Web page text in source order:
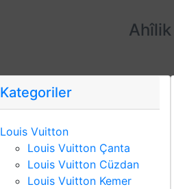
Kategoriler
Louis Vuitton
Louis Vuitton Çanta
Louis Vuitton Cüzdan
Louis Vuitton Kemer